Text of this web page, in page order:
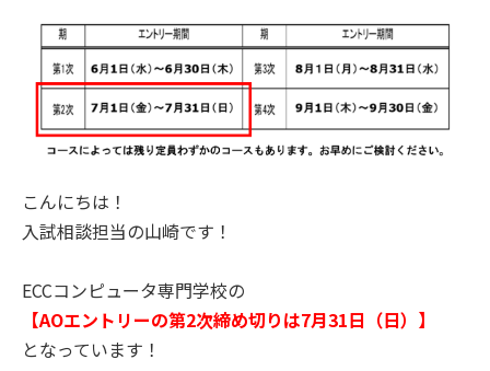
こんにちは！
入試相談担当の山崎です！
ECCコンピュータ専門学校の
【AOエントリーの第2次締め切りは7月31日（日）】
となっています！